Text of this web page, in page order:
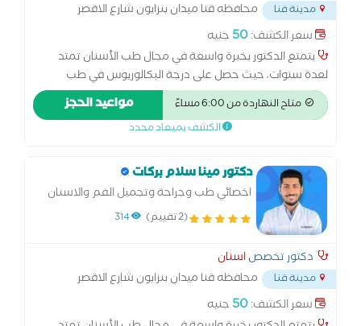
مدينة قنا
محافظه قنا ميدان بنزايون شارع الاقصر
امام المطافي...
سعر الكشف:50 جنيه
يتمتع الدكتور بخبرة واسعة في مجال طب الأسنان تمتد
لعدة سنوات، حيث حصل على درجة البكالوريوس في طب
وجراحة الفم والأسنان من إحدى الجامعات المرموقة، ثم واصل
تطوير مهاراته من خلال حضور العديد من الدورات التدريبية
المتخصصة وورش العمل في أحدث تقنيات العلاج. كما حصل
الأسنان، وزراعة الأسنان، وعلاج الجذور، مما أكسبه خبرة عملية
متميزة في التعامل مع مختلف الحالات. يتميز الدكتور بالحرص
على مواكبة أحدث التطورات العلمية والتقنيات الحديثة لضمان
تقديم أفضل مستوى من الرعاية الطبية للمرضى. إلى جانب ذلك،
وابتساماتهم، مع اهتمام خاص براحة المريض وتقديم تجربة
علاجية مميزة قائمة على الثقة والاحترافية.
متاح النهاردة من 6:00 مساءً مواعيد الحجز
الكشف بميعاد محدد
دكتور مينا سلام بركات
اخصائي طب وجراحة وتجميل الفم والاسنان
(2 تقييم) 314
دكتور تخصصاسنان
مدينة قنا
محافظه قنا ميدان بنزايون شارع الاقصر
امام المطافي...
سعر الكشف:50 جنيه